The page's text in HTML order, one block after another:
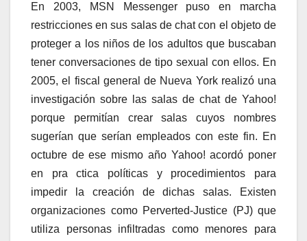
En 2003, MSN Messenger puso en marcha
restricciones en sus salas de chat con el objeto de
proteger a los niños de los adultos que buscaban
tener conversaciones de tipo sexual con ellos. En
2005, el fiscal general de Nueva York realizó una
investigación sobre las salas de chat de Yahoo!
porque permitían crear salas cuyos nombres
sugerían que serían empleados con este fin. En
octubre de ese mismo año Yahoo! acordó poner
en pra ctica políticas y procedimientos para
impedir la creación de dichas salas. Existen
organizaciones como Perverted-Justice (PJ) que
utiliza personas infiltradas como menores para